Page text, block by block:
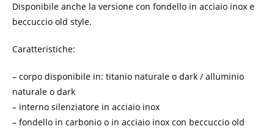
Disponibile anche la versione con fondello in acciaio inox e
beccuccio old style.
Caratteristiche:
– corpo disponibile in: titanio naturale o dark / alluminio
naturale o dark
– interno silenziatore in acciaio inox
– fondello in carbonio o in acciaio inox con beccuccio old